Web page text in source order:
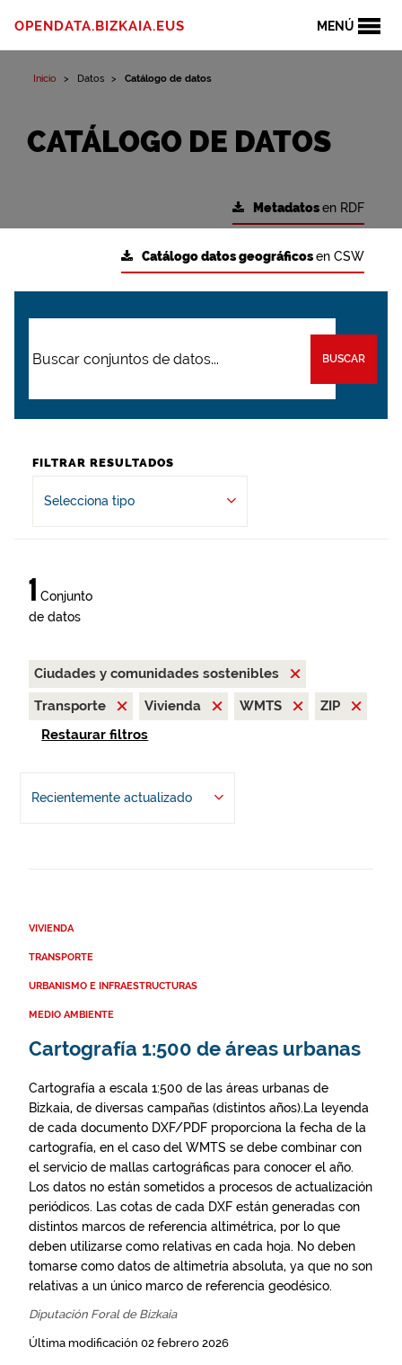
MENÚ
OPENDATA.BIZKAIA.EUS
Inicio Datos Catálogo de datos
CATÁLOGO DE DATOS
Metadatosen RDF
Catálogo datos geográficosen CSW
BUSCAR
FILTRAR RESULTADOS
Selecciona tipo
1 Conjunto
de datos
Ciudades y comunidades sostenibles
Transporte
Vivienda WMTS
ZIP
Restaurar filtros
Recientemente actualizado
VIVIENDA
TRANSPORTE
URBANISMO E INFRAESTRUCTURAS
MEDIO AMBIENTE
Cartografía 1:500 de áreas urbanas
Cartografía a escala 1:500 de las áreas urbanas de
Bizkaia, de diversas campañas (distintos años).La leyenda
de cada documento DXF/PDF proporciona la fecha de la
cartografía, en el caso del WMTS se debe combinar con
el servicio de mallas cartográficas para conocer el año.
Los datos no están sometidos a procesos de actualización
periódicos. Las cotas de cada DXF están generadas con
distintos marcos de referencia altimétrica, por lo que
deben utilizarse como relativas en cada hoja. No deben
tomarse como datos de altimetría absoluta, ya que no son
relativas a un único marco de referencia geodésico.
Diputación Foral de Bizkaia
Última modificación 02 febrero 2026